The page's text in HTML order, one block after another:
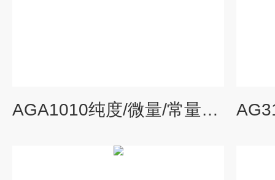
AGA1010纯度/微量/常量在线氧含量检测仪